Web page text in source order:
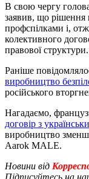
В свою чергу
заявив, що рішення
профспілками і,
колективного
правової структури.
Раніше
виробництво
російського
Нагадаємо,
договір з
виробництво
Aarok MALE.
Новини від
Підписуйтесь на